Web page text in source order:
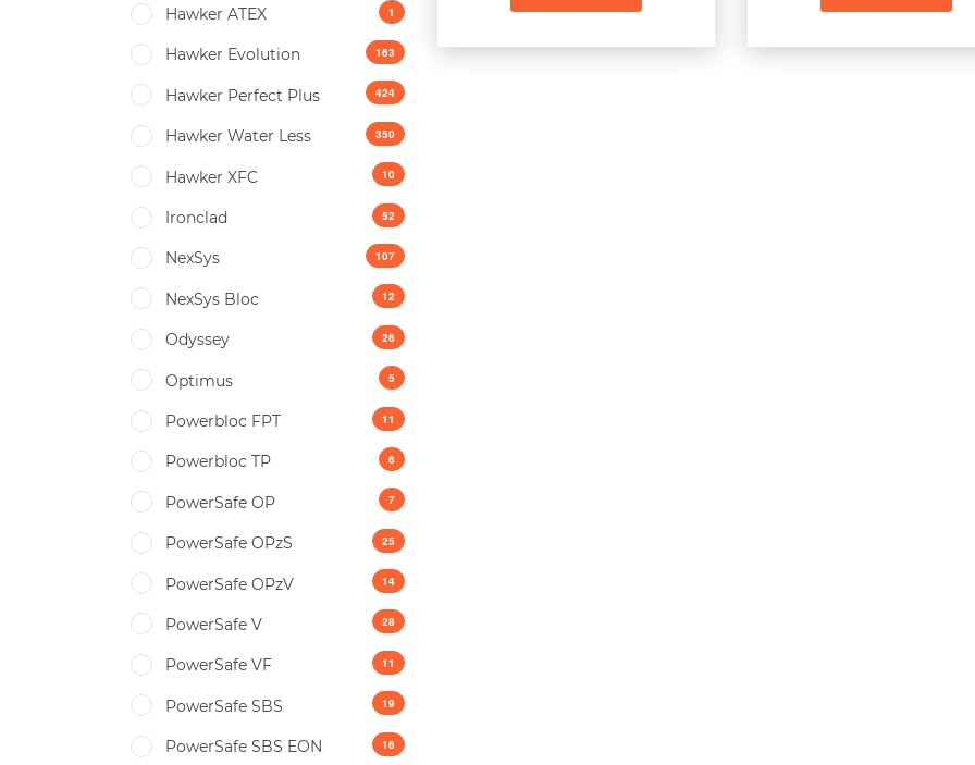
Hawker ATEX 1
Hawker Evolution 163
Hawker Perfect Plus 424
Hawker Water Less 350
Hawker XFC 10
Ironclad 52
NexSys 107
NexSys Bloc 12
Odyssey 26
Optimus 5
Powerbloc FPT 11
Powerbloc TP 6
PowerSafe OP 7
PowerSafe OPzS 25
PowerSafe OPzV 14
PowerSafe V 28
PowerSafe VF 11
PоwerSafe SBS 19
PоwerSafe SBS EON 16